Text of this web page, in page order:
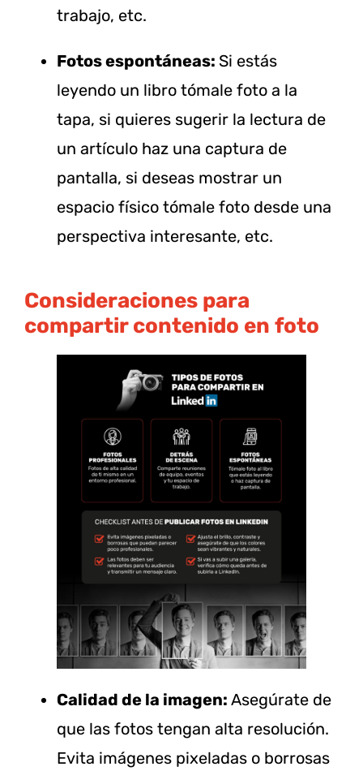
trabajo, etc.
Fotos espontáneas: Si estás
leyendo un libro tómale foto a la
tapa, si quieres sugerir la lectura de
un artículo haz una captura de
pantalla, si deseas mostrar un
espacio físico tómale foto desde una
perspectiva interesante, etc.
Consideraciones para
compartir contenido en foto
Calidad de la imagen: Asegúrate de
que las fotos tengan alta resolución.
Evita imágenes pixeladas o borrosas